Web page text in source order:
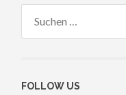
FOLLOW US